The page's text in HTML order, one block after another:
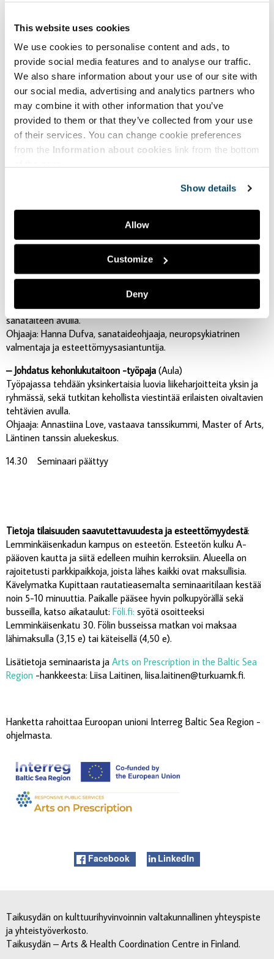
This website uses cookies
We use cookies to personalise content and ads, to
provide social media features and to analyse our traffic.
We also share information about your use of our site with
our social media, advertising and analytics partners who
may combine it with other information that you’ve
provided to them or that they’ve collected from your use
of their services. You can change cookie preferences
from the Information about cookies link from the bottom
Show details
Allow
Customize
Deny
11.15 Paneelikeskustelu: Miten taidereseptitoimintamalli
voitaisiin juurruttaa Suomeen: esimerkkinä Turku
Keskustelijoina:
– Mari Lahti, aluevaltuutettu, Turun SDP:n puheenjohtaja, TTT,
yliopettaja, Turun AMK
– Mirka Muukkonen, hyvinvoinnin apulaispormestari (vas), Turun
kaupunki
– Johanna Seppä, yleisötyön amanuenssi, WAM Turun kaupungin
12.10 Ohjeistus iltapäivän työpajoja varten
– Matkalla maailmalla – pelillisen sanataiteen työpaja(Kullervo
Työpajassa pääset tekemään yhteisiä matkakertomuksia pelillisen
sanataiteen avulla.
Ohjaaja: Hanna Dufva, sanataideohjaaja, neuropsykiatrinen
valmentaja ja esteettömyysasiantuntija.
– Johdatus kehonlukutaitoon -työpaja (Aula)
Työpajassa tehdään yksinkertaisia luovia liikeharjoitteita yksin ja
ryhmässä, sekä tutkitan kehollista viestintää erilaisten oivaltavien
tehtävien avulla.
Ohjaaja: Annastiina Love, vastaava tanssikummi, Master of Arts,
Läntinen tanssin aluekeskus.
14.30 Seminaari päättyy
Tietoja tilaisuuden saavutettavuudesta ja esteettömyydestä:
Lemminkäisenkadun kampus on esteetön. Esteetön kulku A-
pääoven kautta ja siitä edelleen muihin kerroksiin. Alueella on
rajoitetusti parkkipaikkoja, joista lähes kaikki ovat maksullisia.
Kävelymatka Kupittaan rautatieasemalta seminaaritilaan kestää
noin 5-10 minuuttia. Paikalle pääsee hyvin polkupyörällä sekä
busseilla, katso aikataulut: Föli.fi: syötä osoitteeksi
Lemminkäisenkatu 30. Fölin busseissa matkan voi maksaa
lähimaksulla (3,15 e) tai käteisellä (4,50 e).
Lisätietoja seminaarista ja Arts on Prescription in the Baltic Sea
Region -hankkeesta: Liisa Laitinen, liisa.laitinen@turkuamk.fi.
Hanketta rahoittaa Euroopan unioni Interreg Baltic Sea Region -
ohjelmasta.
Facebook LinkedIn
Taikusydän on kulttuurihyvinvoinnin valtakunnallinen yhteyspiste
ja yhteistyöverkosto.
Taikusydän – Arts & Health Coordination Centre in Finland.